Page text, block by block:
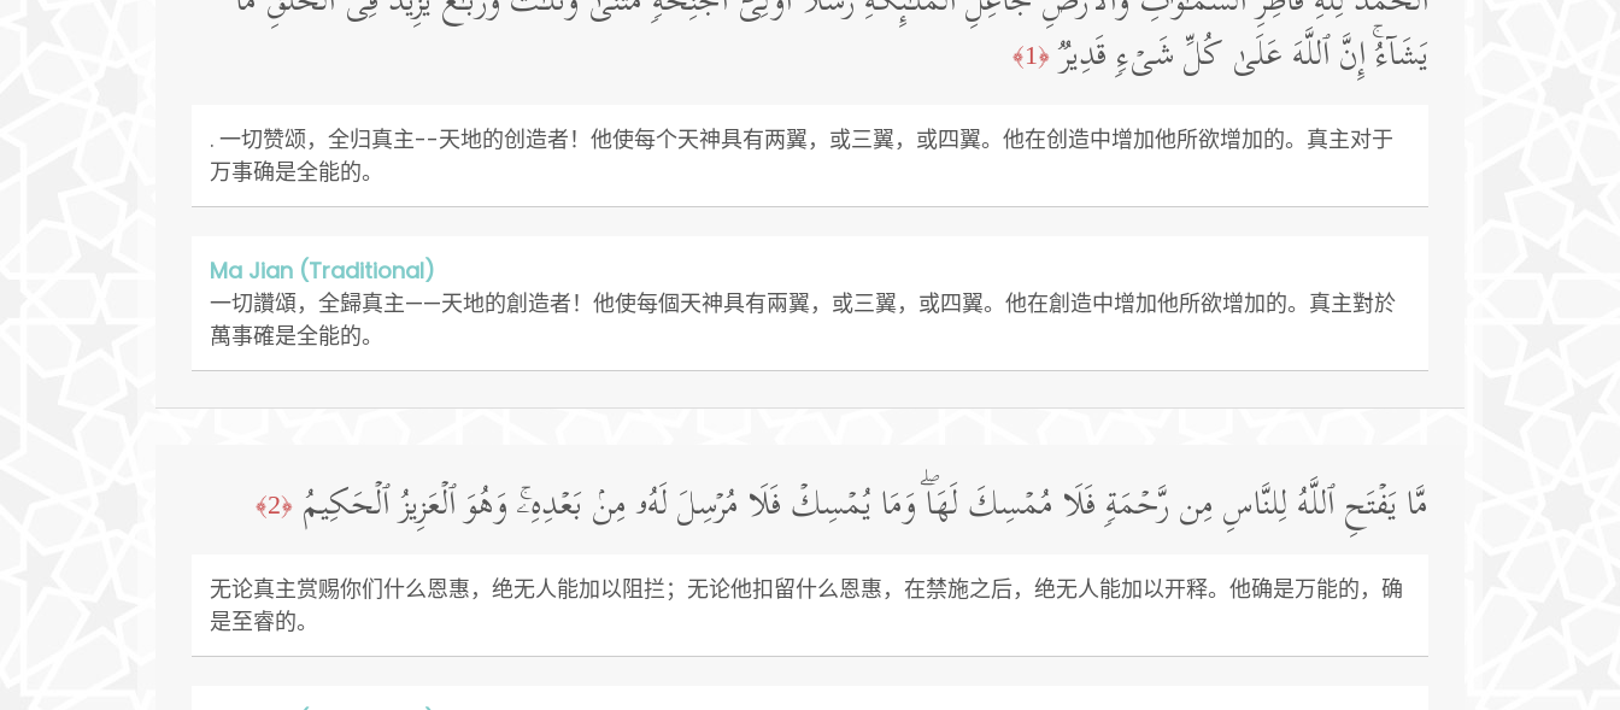
یَشَاۤءُۚ إِنَّ ٱللَّهَ عَلَىٰ كُلِّ شَیۡءࣲ قَدِیرࣱ ﴿1﴾
. 一切赞颂，全归真主--天地的创造者！他使每个天神具有两翼，或三翼，或四翼。他在创造中增加他所欲增加的。真主对于
万事确是全能的。
Ma Jian (Traditional)
一切讚頌，全歸真主——天地的創造者！他使每個天神具有兩翼，或三翼，或四翼。他在創造中增加他所欲增加的。真主對於
萬事確是全能的。
مَّا یَفۡتَحِ ٱللَّهُ لِلنَّاسِ مِن رَّحۡمَةࣲ فَلَا مُمۡسِكَ لَهَاۖ وَمَا یُمۡسِكۡ فَلَا مُرۡسِلَ لَهُۥ مِنۢ بَعۡدِهِۦۚ وَهُوَ ٱلۡعَزِیزُ ٱلۡحَكِیمُ ﴿2﴾
无论真主赏赐你们什么恩惠，绝无人能加以阻拦；无论他扣留什么恩惠，在禁施之后，绝无人能加以开释。他确是万能的，确
是至睿的。